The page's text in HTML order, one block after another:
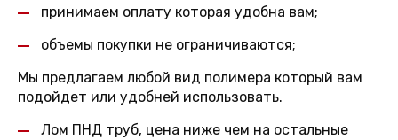
принимаем оплату которая удобна вам;
объемы покупки не ограничиваются;
Мы предлагаем любой вид полимера который вам
подойдет или удобней использовать.
Лом ПНД труб, цена ниже чем на остальные